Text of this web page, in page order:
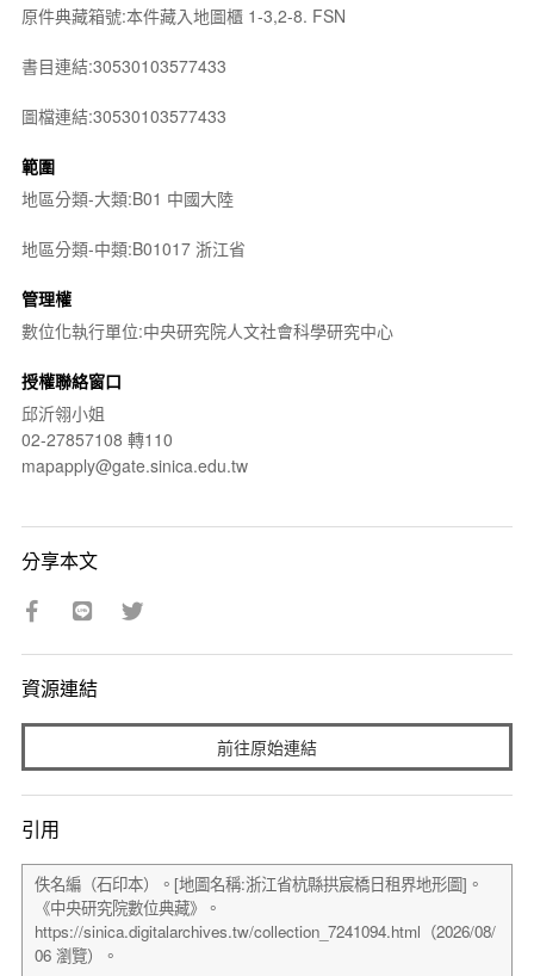
原件典藏箱號:本件藏入地圖櫃 1-3,2-8. FSN
書目連結:30530103577433
圖檔連結:30530103577433
範圍
地區分類-大類:B01 中國大陸
地區分類-中類:B01017 浙江省
管理權
數位化執行單位:中央研究院人文社會科學研究中心
授權聯絡窗口
邱沂翎小姐
02-27857108 轉110
mapapply@gate.sinica.edu.tw
分享本文
資源連結
前往原始連結
引用